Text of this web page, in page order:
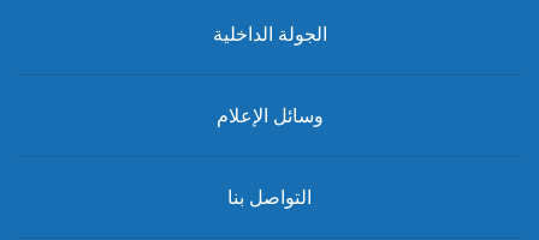
الجولة الداخلية
وسائل الإعلام
التواصل بنا